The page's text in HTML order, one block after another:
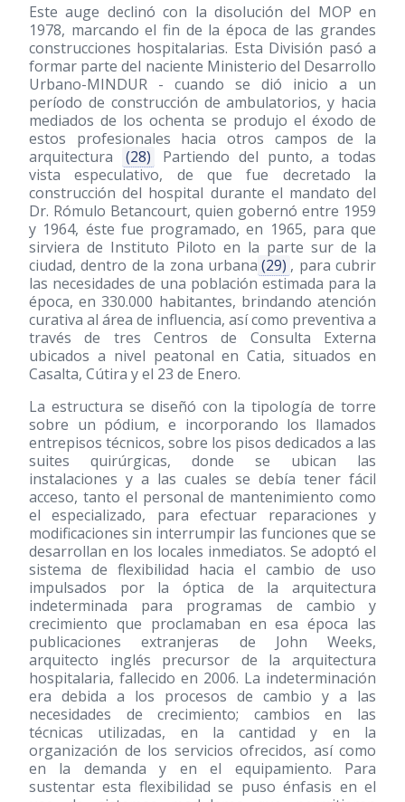
Este auge declinó con la disolución del MOP en
1978, marcando el fin de la época de las grandes
construcciones hospitalarias. Esta División pasó a
formar parte del naciente Ministerio del Desarrollo
Urbano-MINDUR - cuando se dió inicio a un
período de construcción de ambulatorios, y hacia
mediados de los ochenta se produjo el éxodo de
estos profesionales hacia otros campos de la
arquitectura
(28)
Partiendo del punto, a todas
vista especulativo, de que fue decretado la
construcción del hospital durante el mandato del
Dr. Rómulo Betancourt, quien gobernó entre 1959
y 1964, éste fue programado, en 1965, para que
sirviera de Instituto Piloto en la parte sur de la
ciudad, dentro de la zona urbana (29) , para cubrir
las necesidades de una población estimada para la
época, en 330.000 habitantes, brindando atención
curativa al área de influencia, así como preventiva a
través de tres Centros de Consulta Externa
ubicados a nivel peatonal en Catia, situados en
Casalta, Cútira y el 23 de Enero.
La estructura se diseñó con la tipología de torre
sobre un pódium, e incorporando los llamados
entrepisos técnicos, sobre los pisos dedicados a las
suites quirúrgicas, donde se ubican las
instalaciones y a las cuales se debía tener fácil
acceso, tanto el personal de mantenimiento como
el especializado, para efectuar reparaciones y
modificaciones sin interrumpir las funciones que se
desarrollan en los locales inmediatos. Se adoptó el
sistema de flexibilidad hacia el cambio de uso
impulsados por la óptica de la arquitectura
indeterminada para programas de cambio y
crecimiento que proclamaban en esa época las
publicaciones extranjeras de John Weeks,
arquitecto inglés precursor de la arquitectura
hospitalaria, fallecido en 2006. La indeterminación
era debida a los procesos de cambio y a las
necesidades de crecimiento; cambios en las
técnicas utilizadas, en la cantidad y en la
organización de los servicios ofrecidos, así como
en la demanda y en el equipamiento. Para
sustentar esta flexibilidad se puso énfasis en el